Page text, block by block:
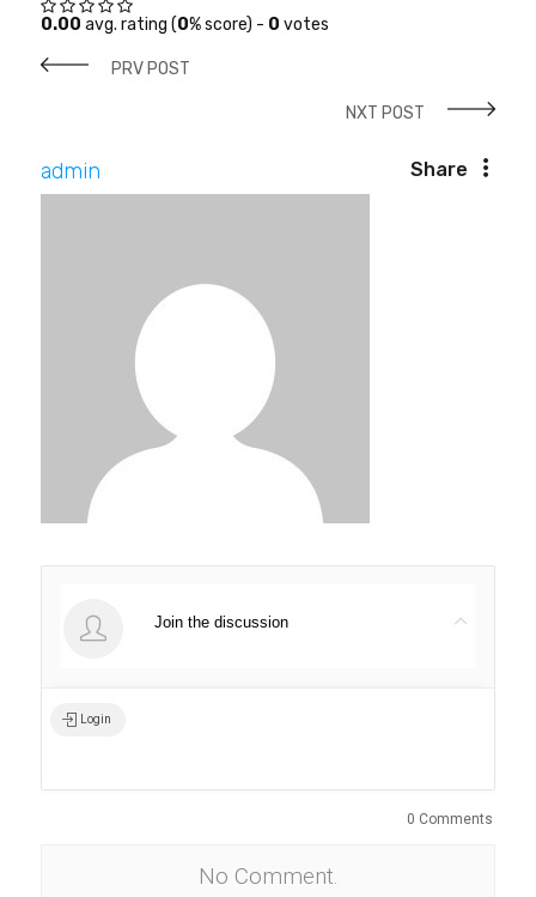
0.00 avg. rating (0% score) - 0 votes
PRV POST
NXT POST
Share
admin
Join the discussion
Login
0 Comments
No Comment.